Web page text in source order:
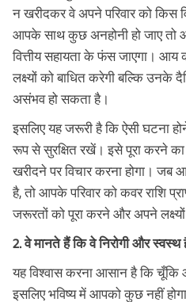
न खरीदकर वे अपने परिवार को किस
आपके साथ कुछ अनहोनी हो जाए तो
वित्तीय सहायता के फंस जाएगा।
लक्ष्यों को बाधित करेगी बल्कि उनके
असंभव हो सकता है।
इसलिए यह जरूरी है कि ऐसी घटना
रूप से सुरक्षित रखें। इसे पूरा करने का
खरीदने पर विचार करना होगा। जब
है, तो आपके परिवार को कवर राशि
जरूरतों को पूरा करने और अपने लक्ष्यों
2. वे मानते हैं कि वे निरोगी और स्वस्थ
यह विश्वास करना आसान है कि
इसलिए भविष्य में आपको कुछ नहीं